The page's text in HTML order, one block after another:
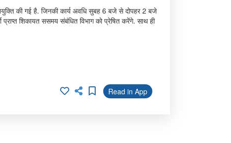
की गई है. जिनकी कार्य अवधि सुबह 6 बजे से दोपहर 2 बजे
शिकायत ससमय संबंधित विभाग को प्रेषित करेंगे. साथ ही
Read in App